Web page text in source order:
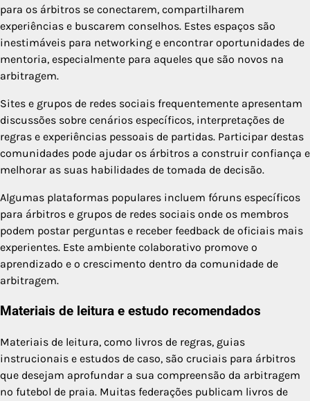
para os árbitros se conectarem, compartilharem
experiências e buscarem conselhos. Estes espaços são
inestimáveis para networking e encontrar oportunidades de
mentoria, especialmente para aqueles que são novos na
arbitragem.
Sites e grupos de redes sociais frequentemente apresentam
discussões sobre cenários específicos, interpretações de
regras e experiências pessoais de partidas. Participar destas
comunidades pode ajudar os árbitros a construir confiança e
melhorar as suas habilidades de tomada de decisão.
Algumas plataformas populares incluem fóruns específicos
para árbitros e grupos de redes sociais onde os membros
podem postar perguntas e receber feedback de oficiais mais
experientes. Este ambiente colaborativo promove o
aprendizado e o crescimento dentro da comunidade de
arbitragem.
Materiais de leitura e estudo recomendados
Materiais de leitura, como livros de regras, guias
instrucionais e estudos de caso, são cruciais para árbitros
que desejam aprofundar a sua compreensão da arbitragem
no futebol de praia. Muitas federações publicam livros de